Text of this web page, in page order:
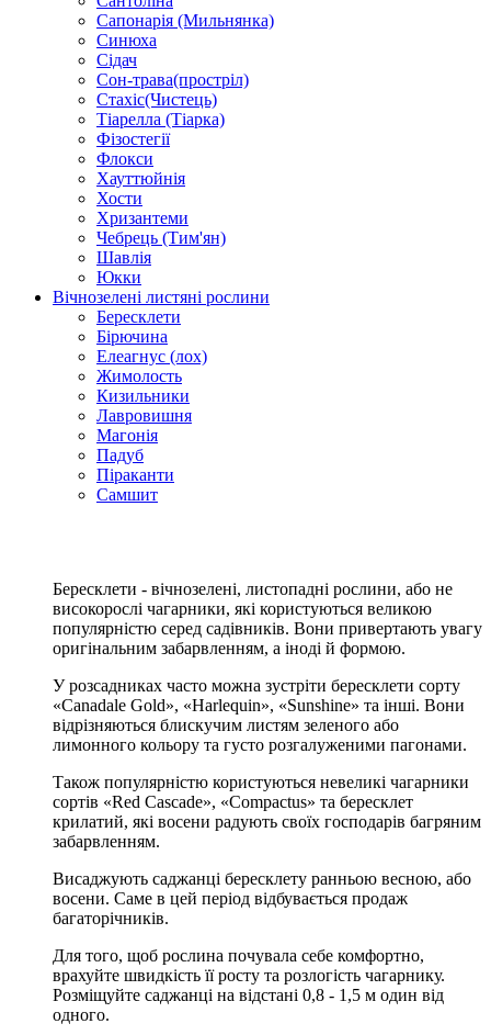
Сапонарія (Мильнянка)
Синюха
Сідач
Сон-трава(простріл)
Стахіс(Чистець)
Тіарелла (Тіарка)
Фізостегії
Флокси
Хауттюйнія
Хости
Хризантеми
Чебрець (Тим'ян)
Шавлія
Юкки
Вічнозелені листяні рослини
Бересклети
Бірючина
Елеагнус (лох)
Жимолость
Кизильники
Лавровишня
Магонія
Падуб
Піраканти
Самшит
Бересклети - вічнозелені, листопадні рослини, або не
високорослі чагарники, які користуються великою
популярністю серед садівників. Вони привертають увагу
оригінальним забарвленням, а іноді й формою.
У розсадниках часто можна зустріти бересклети сорту
«Canadale Gold», «Harlequin», «Sunshine» та інші. Вони
відрізняються блискучим листям зеленого або
лимонного кольору та густо розгалуженими пагонами.
Також популярністю користуються невеликі чагарники
сортів «Red Cascade», «Compactus» та бересклет
крилатий, які восени радують своїх господарів багряним
забарвленням.
Висаджують саджанці бересклету ранньою весною, або
восени. Саме в цей період відбувається продаж
багаторічників.
Для того, щоб рослина почувала себе комфортно,
врахуйте швидкість її росту та розлогість чагарнику.
Розміщуйте саджанці на відстані 0,8 - 1,5 м один від
одного.